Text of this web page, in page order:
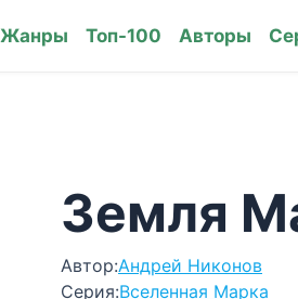
Жанры Топ-100 Авторы
Земля
Автор:Андрей Никонов
Серия:Вселенная Марка